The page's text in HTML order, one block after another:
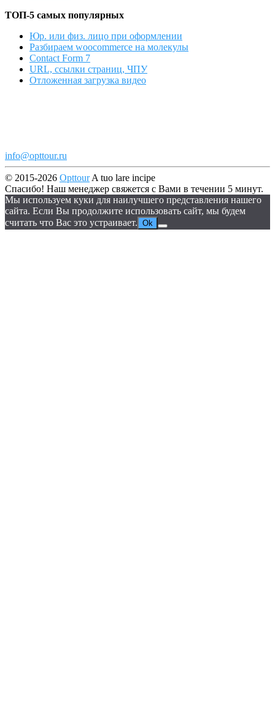
ТОП-5 самых популярных
Юр. или физ. лицо при оформлении
Разбираем woocommerce на молекулы
Contact Form 7
URL, ссылки страниц, ЧПУ
Отложенная загрузка видео
info@opttour.ru
© 2015-2026 OpttourA tuo lare incipe
Спасибо! Наш менеджер свяжется с Вами в течении 5 минут.
Мы используем куки для наилучшего представления нашего
сайта. Если Вы продолжите использовать сайт, мы будем
считать что Вас это устраивает. Ok